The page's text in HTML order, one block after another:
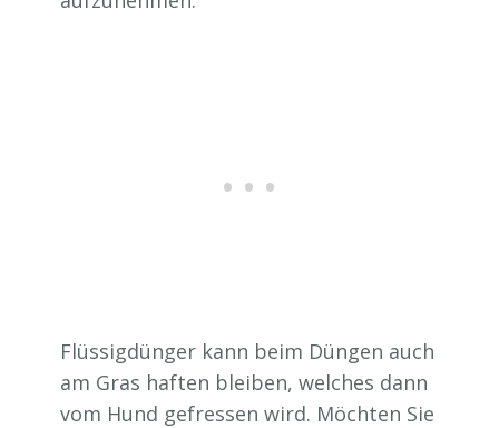
Flüssigdünger kann beim Düngen auch
am Gras haften bleiben, welches dann
vom Hund gefressen wird. Möchten Sie